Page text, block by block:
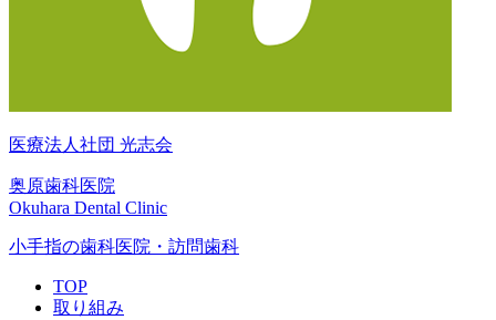
医療法人社団 光志会
奥原歯科医院
Okuhara Dental Clinic
小手指の歯科医院・訪問歯科
TOP
取り組み